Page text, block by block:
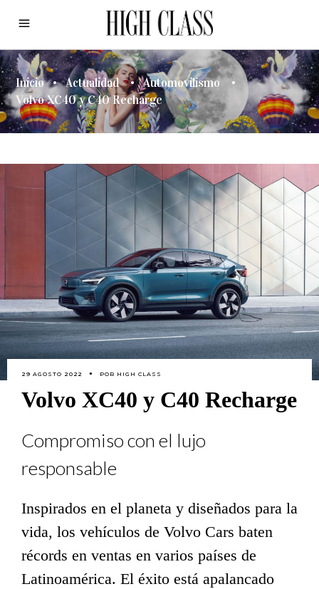
Inicio • Actualidad • Automovilismo •
Volvo XC40 y C40 Recharge
29 AGOSTO 2022 POR HIGH CLASS
Volvo XC40 y C40 Recharge
Compromiso con el lujo
responsable
Inspirados en el planeta y diseñados para la
vida, los vehículos de Volvo Cars baten
récords en ventas en varios países de
Latinoamérica. El éxito está apalancado